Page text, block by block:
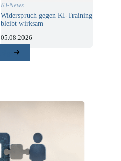
KI-News
Widerspruch gegen KI-Training
bleibt wirksam
05.08.2026